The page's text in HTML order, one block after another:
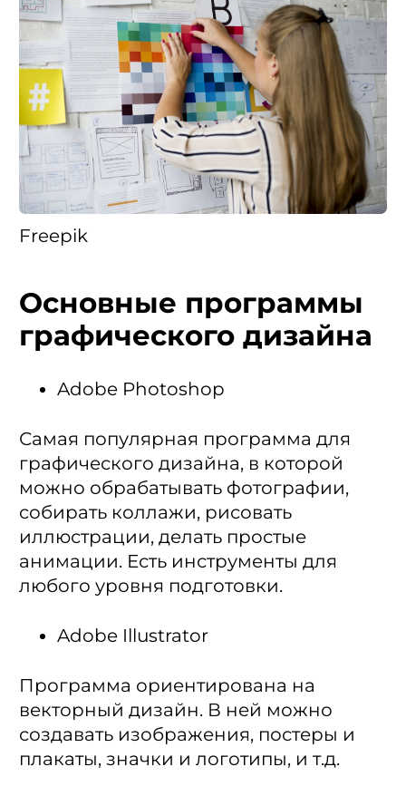
Freepik
Основные программы
графического дизайна
Adobe Photoshop
Самая популярная программа для
графического дизайна, в которой
можно обрабатывать фотографии,
собирать коллажи, рисовать
иллюстрации, делать простые
анимации. Есть инструменты для
любого уровня подготовки.
Adobe Illustrator
Программа ориентирована на
векторный дизайн. В ней можно
создавать изображения, постеры и
плакаты, значки и логотипы, и т.д.